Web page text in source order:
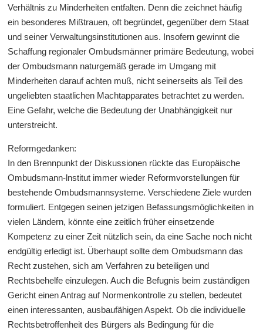
Verhältnis zu Minderheiten entfalten. Denn die zeichnet häufig
ein besonderes Mißtrauen, oft begründet, gegenüber dem Staat
und seiner Verwaltungsinstitutionen aus. Insofern gewinnt die
Schaffung regionaler Ombudsmänner primäre Bedeutung, wobei
der Ombudsmann naturgemäß gerade im Umgang mit
Minderheiten darauf achten muß, nicht seinerseits als Teil des
ungeliebten staatlichen Machtapparates betrachtet zu werden.
Eine Gefahr, welche die Bedeutung der Unabhängigkeit nur
unterstreicht.
Reformgedanken:
In den Brennpunkt der Diskussionen rückte das Europäische
Ombudsmann-lnstitut immer wieder Reformvorstellungen für
bestehende Ombudsmannsysteme. Verschiedene Ziele wurden
formuliert. Entgegen seinen jetzigen Befassungsmöglichkeiten in
vielen Ländern, könnte eine zeitlich früher einsetzende
Kompetenz zu einer Zeit nützlich sein, da eine Sache noch nicht
endgültig erledigt ist. Überhaupt sollte dem Ombudsmann das
Recht zustehen, sich am Verfahren zu beteiligen und
Rechtsbehelfe einzulegen. Auch die Befugnis beim zuständigen
Gericht einen Antrag auf Normenkontrolle zu stellen, bedeutet
einen interessanten, ausbaufähigen Aspekt. Ob die individuelle
Rechtsbetroffenheit des Bürgers als Bedingung für die